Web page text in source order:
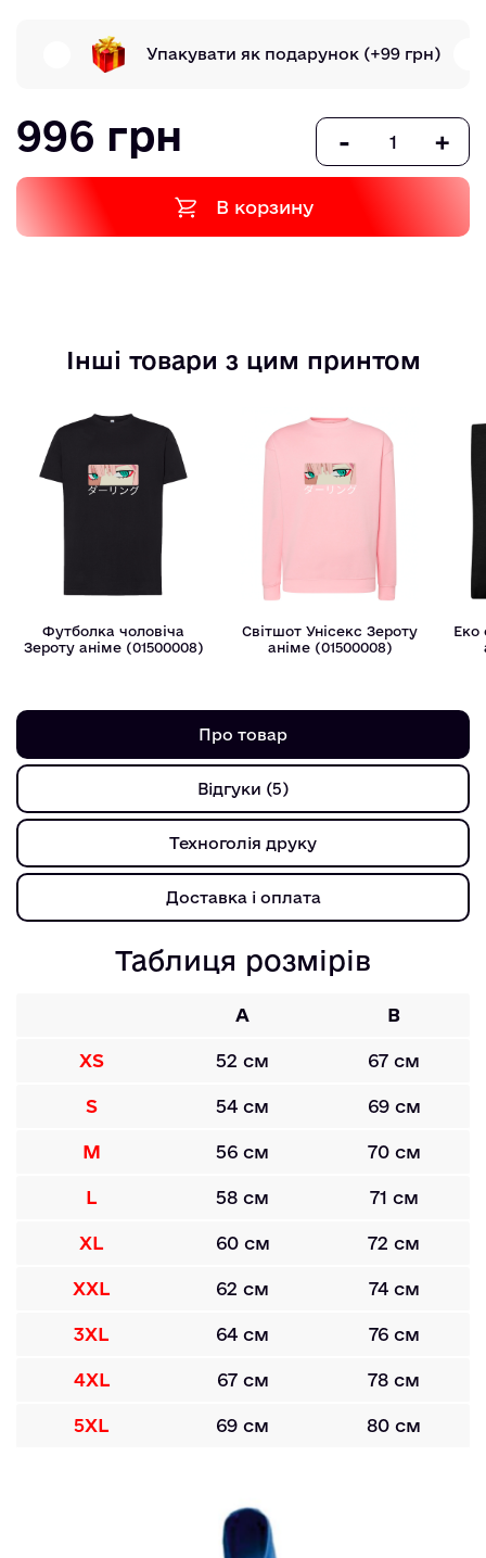
Упакувати як подарунок (+99 грн)
996 грн - +
В корзину
Інші товари з цим принтом
Футболка чоловіча
Зероту аніме (01500008)
Світшот Унісекс Зероту
аніме (01500008)
Еко
Про товар
Відгуки (5)
Техноголія друку
Доставка і оплата
Таблиця розмірів
A B
XS 52 см 67 см
S 54 см 69 см
M 56 см 70 см
L 58 см 71 см
XL 60 см 72 см
XXL 62 см 74 см
3XL 64 см 76 см
4XL 67 см 78 см
5XL 69 см 80 см